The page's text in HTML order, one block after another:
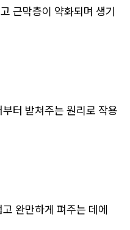
근막층이 약화되며 생기
터 받쳐주는 원리로 작용
완만하게 펴주는 데에